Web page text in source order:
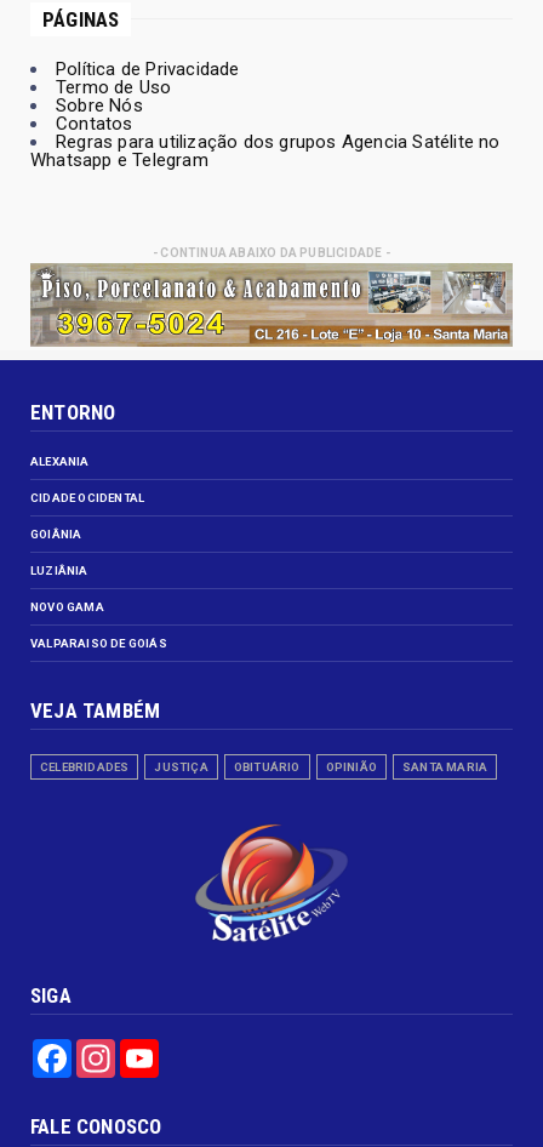
PÁGINAS
Política de Privacidade
Termo de Uso
Sobre Nós
Contatos
Regras para utilização dos grupos Agencia Satélite no
Whatsapp e Telegram
- CONTINUA ABAIXO DA PUBLICIDADE -
ENTORNO
ALEXANIA
CIDADE OCIDENTAL
GOIÂNIA
LUZIÂNIA
NOVO GAMA
VALPARAISO DE GOIÁS
VEJA TAMBÉM
CELEBRIDADES JUSTIÇA OBITUÁRIO OPINIÃO SANTA MARIA
SIGA
FacebookInstagram
FALE CONOSCO